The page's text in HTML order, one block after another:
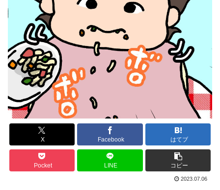
X Facebook はてブ
Pocket LINE コピー
2023.07.06